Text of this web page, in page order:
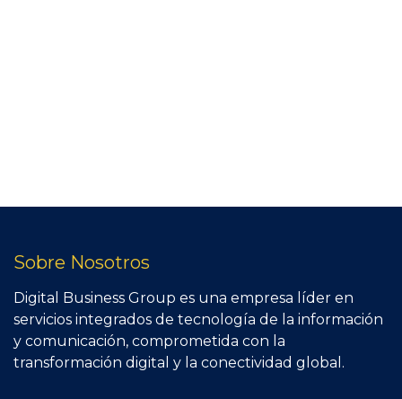
Sobre Nosotros
Digital Business Group es una empresa líder en
servicios integrados de tecnología de la información
y comunicación, comprometida con la
transformación digital y la conectividad global.